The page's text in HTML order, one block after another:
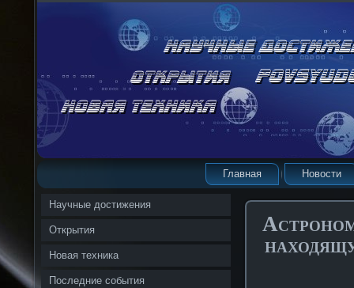
Главная Новости
Научные достижения
Открытия
Новая техника
Последние события